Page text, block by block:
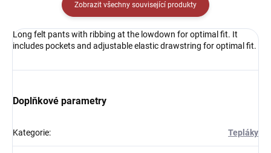
Zobrazit všechny související produkty
Long felt pants with ribbing at the lowdown for optimal fit. It
includes pockets and adjustable elastic drawstring for optimal fit.
Doplňkové parametry
Kategorie: Tepláky